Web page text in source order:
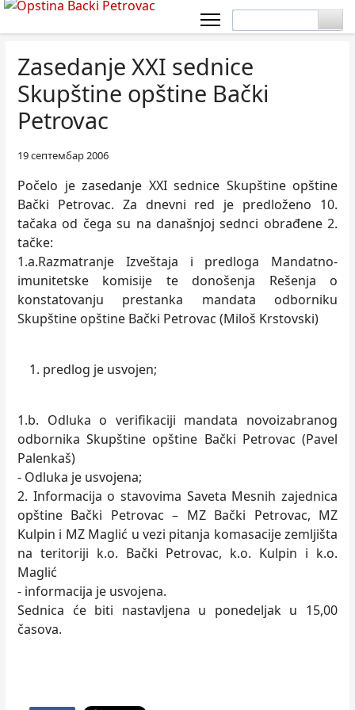
Zasedanje XXI sednice
Skupštine opštine Bački
Petrovac
19 септембар 2006
Počelo je zasedanje XXI sednice Skupštine opštine
Bački Petrovac. Za dnevni red je predloženo 10.
tačaka od čega su na današnjoj sednci obrađene 2.
tačke:
1.a.Razmatranje Izveštaja i predloga Mandatno-
imunitetske komisije te donošenja Rešenja o
konstatovanju prestanka mandata odborniku
Skupštine opštine Bački Petrovac (Miloš Krstovski)
predlog je usvojen;
1.b. Odluka o verifikaciji mandata novoizabranog
odbornika Skupštine opštine Bački Petrovac (Pavel
Palenkaš)
- Odluka je usvojena;
2. Informacija o stavovima Saveta Mesnih zajednica
opštine Bački Petrovac – MZ Bački Petrovac, MZ
Kulpin i MZ Maglić u vezi pitanja komasacije zemljišta
na teritoriji k.o. Bački Petrovac, k.o. Kulpin i k.o.
Maglić
- informacija je usvojena.
Sednica će biti nastavljena u ponedeljak u 15,00
časova.